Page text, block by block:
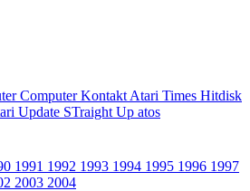
Computer Kontakt Atari Times Hitdisk
Update STraight Up atos
1991 1992 1993 1994 1995 1996 1997
2003 2004